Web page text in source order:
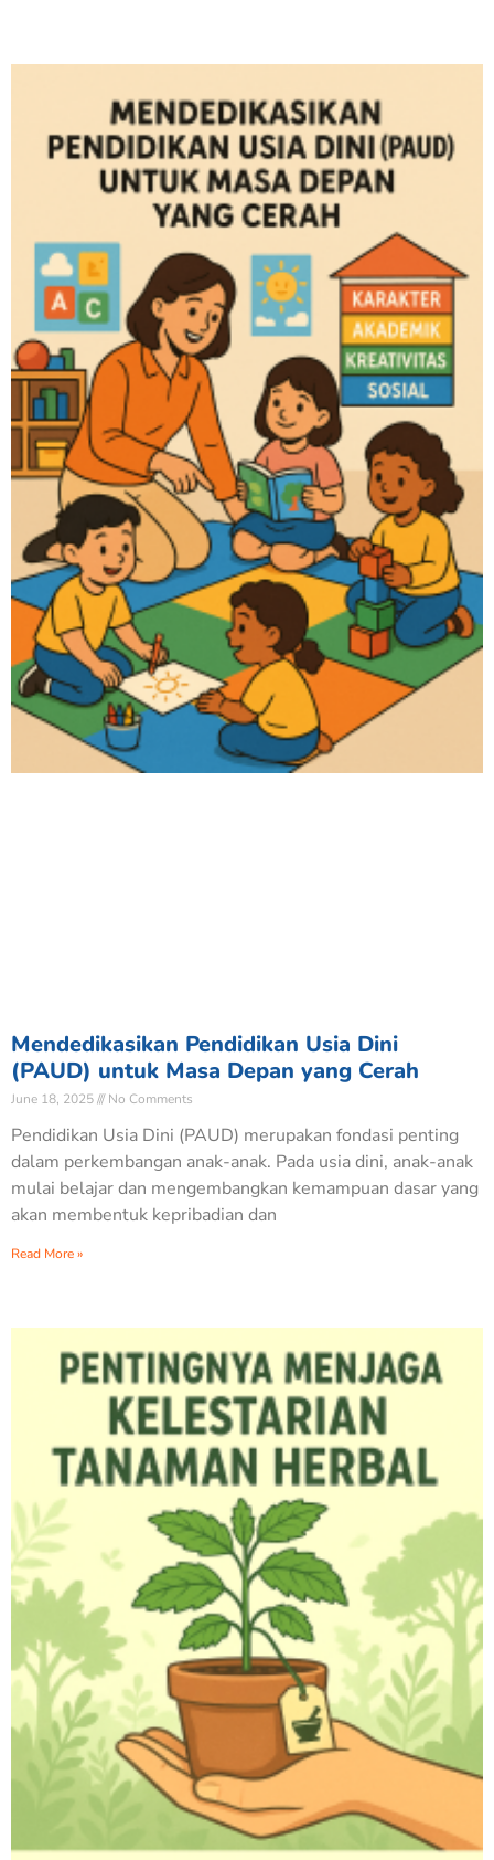
Mendedikasikan Pendidikan Usia Dini
(PAUD) untuk Masa Depan yang Cerah
June 18, 2025 No Comments
Pendidikan Usia Dini (PAUD) merupakan fondasi penting
dalam perkembangan anak-anak. Pada usia dini, anak-anak
mulai belajar dan mengembangkan kemampuan dasar yang
akan membentuk kepribadian dan
Read More »